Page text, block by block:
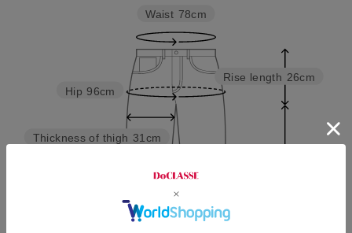
Rise length 26cm
Thickness of thigh 31cm
Hip 96cm
Waist 78cm